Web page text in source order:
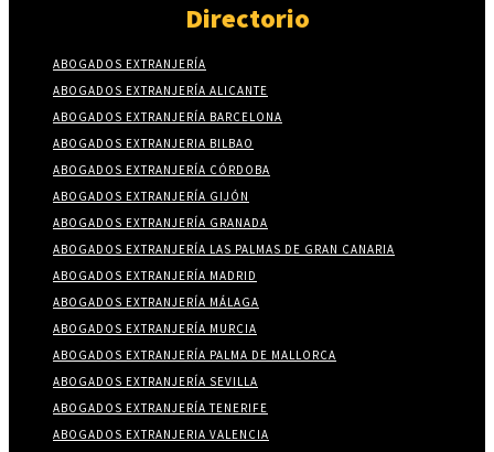
Directorio
ABOGADOS EXTRANJERÍA
ABOGADOS EXTRANJERÍA ALICANTE
ABOGADOS EXTRANJERÍA BARCELONA
ABOGADOS EXTRANJERIA BILBAO
ABOGADOS EXTRANJERÍA CÓRDOBA
ABOGADOS EXTRANJERÍA GIJÓN
ABOGADOS EXTRANJERÍA GRANADA
ABOGADOS EXTRANJERÍA LAS PALMAS DE GRAN CANARIA
ABOGADOS EXTRANJERÍA MADRID
ABOGADOS EXTRANJERÍA MÁLAGA
ABOGADOS EXTRANJERÍA MURCIA
ABOGADOS EXTRANJERÍA PALMA DE MALLORCA
ABOGADOS EXTRANJERÍA SEVILLA
ABOGADOS EXTRANJERÍA TENERIFE
ABOGADOS EXTRANJERIA VALENCIA